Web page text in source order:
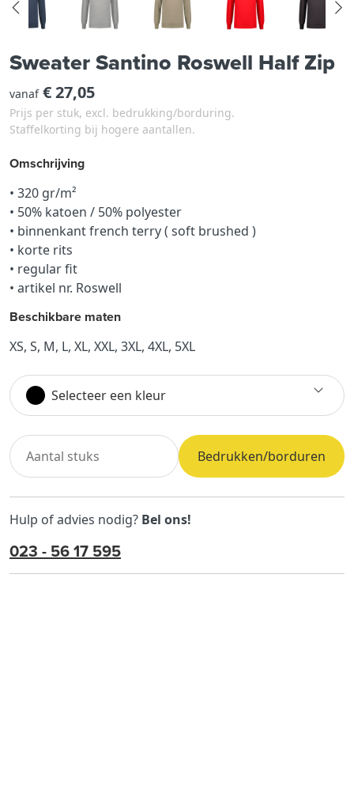
Sweater Santino Roswell Half Zip
vanaf€ 27,05
Prijs per stuk, excl. bedrukking/borduring.
Staffelkorting bij hogere aantallen.
Omschrijving
• 320 gr/m²
• 50% katoen / 50% polyester
• binnenkant french terry ( soft brushed )
• korte rits
​• regular fit
• artikel nr. Roswell
Beschikbare maten
XS, S, M, L, XL, XXL, 3XL, 4XL, 5XL
Selecteer een kleur
Bedrukken/borduren
Hulp of advies nodig? Bel ons!
023 - 56 17 595